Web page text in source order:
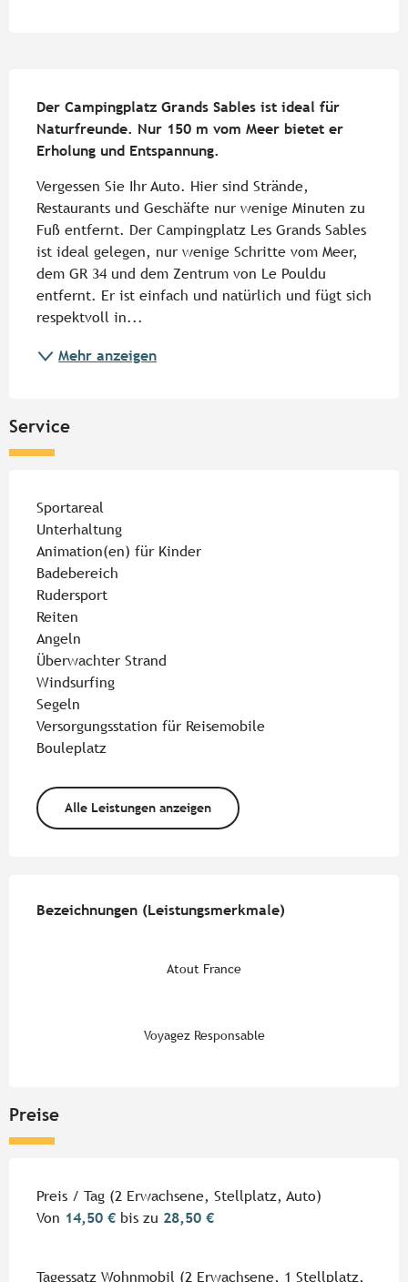
Der Campingplatz Grands Sables ist ideal für
Naturfreunde. Nur 150 m vom Meer bietet er
Erholung und Entspannung.
Vergessen Sie Ihr Auto. Hier sind Strände,
Restaurants und Geschäfte nur wenige Minuten zu
Fuß entfernt. Der Campingplatz Les Grands Sables
ist ideal gelegen, nur wenige Schritte vom Meer,
dem GR 34 und dem Zentrum von Le Pouldu
entfernt. Er ist einfach und natürlich und fügt sich
respektvoll in...
Mehr anzeigen
Service
Sportareal
Unterhaltung
Animation(en) für Kinder
Badebereich
Rudersport
Reiten
Angeln
Überwachter Strand
Windsurfing
Segeln
Versorgungsstation für Reisemobile
Bouleplatz
Alle Leistungen anzeigen
Bezeichnungen (Leistungsmerkmale)
Bezeichnungen (Leistungsmerkmale)
Atout France
Voyagez Responsable
Preise
Preise 2026
Preis / Tag (2 Erwachsene, Stellplatz, Auto)
Von 14,50 € bis zu 28,50 €
Tagessatz Wohnmobil (2 Erwachsene, 1 Stellplatz,